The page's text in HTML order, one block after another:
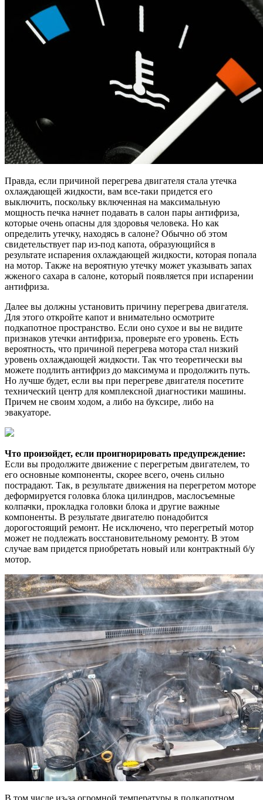
Правда, если причиной перегрева двигателя стала утечка
охлаждающей жидкости, вам все-таки придется его
выключить, поскольку включенная на максимальную
мощность печка начнет подавать в салон пары антифриза,
которые очень опасны для здоровья человека. Но как
определить утечку, находясь в салоне? Обычно об этом
свидетельствует пар из-под капота, образующийся в
результате испарения охлаждающей жидкости, которая попала
на мотор. Также на вероятную утечку может указывать запах
жженого сахара в салоне, который появляется при испарении
антифриза.
Далее вы должны установить причину перегрева двигателя.
Для этого откройте капот и внимательно осмотрите
подкапотное пространство. Если оно сухое и вы не видите
признаков утечки антифриза, проверьте его уровень. Есть
вероятность, что причиной перегрева мотора стал низкий
уровень охлаждающей жидкости. Так что теоретически вы
можете подлить антифриз до максимума и продолжить путь.
Но лучше будет, если вы при перегреве двигателя посетите
технический центр для комплексной диагностики машины.
Причем не своим ходом, а либо на буксире, либо на
эвакуаторе.
Что произойдет, если проигнорировать предупреждение:
Если вы продолжите движение с перегретым двигателем, то
его основные компоненты, скорее всего, очень сильно
пострадают. Так, в результате движения на перегретом моторе
деформируется головка блока цилиндров, маслосъемные
колпачки, прокладка головки блока и другие важные
компоненты. В результате двигателю понадобится
дорогостоящий ремонт. Не исключено, что перегретый мотор
может не подлежать восстановительному ремонту. В этом
случае вам придется приобретать новый или контрактный б/у
мотор.
В том числе из-за огромной температуры в подкапотном